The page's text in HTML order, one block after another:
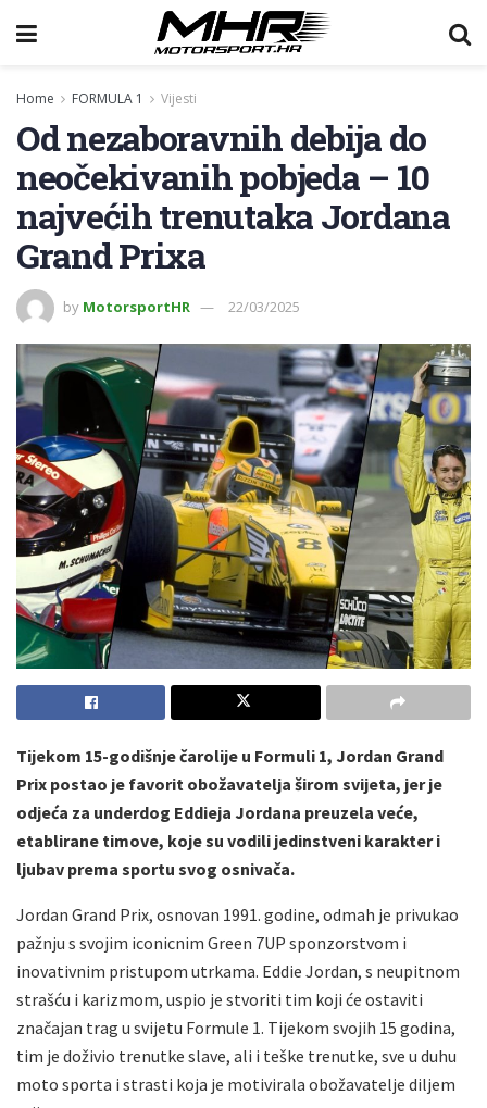
Home FORMULA 1 Vijesti
Od nezaboravnih debija do
neočekivanih pobjeda – 10
najvećih trenutaka Jordana
Grand Prixa
by MotorsportHR 22/03/2025
Tijekom 15-godišnje čarolije u Formuli 1, Jordan Grand
Prix postao je favorit obožavatelja širom svijeta, jer je
odjeća za underdog Eddieja Jordana preuzela veće,
etablirane timove, koje su vodili jedinstveni karakter i
ljubav prema sportu svog osnivača.
Jordan Grand Prix, osnovan 1991. godine, odmah je privukao
pažnju s svojim iconicnim Green 7UP sponzorstvom i
inovativnim pristupom utrkama. Eddie Jordan, s neupitnom
strašću i karizmom, uspio je stvoriti tim koji će ostaviti
značajan trag u svijetu Formule 1. Tijekom svojih 15 godina,
tim je doživio trenutke slave, ali i teške trenutke, sve u duhu
moto sporta i strasti koja je motivirala obožavatelje diljem